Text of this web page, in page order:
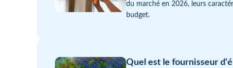
du marché en 2026, leurs
budget.
Quel est le fournisseur